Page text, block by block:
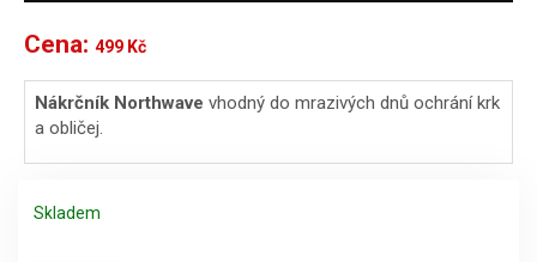
Cena: 499 Kč
Nákrčník Northwave vhodný do mrazivých dnů ochrání krk
a obličej.
Skladem